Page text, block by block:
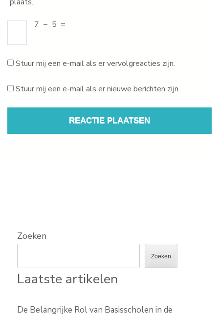
7 − 5 =
Stuur mij een e-mail als er vervolgreacties zijn.
Stuur mij een e-mail als er nieuwe berichten zijn.
Zoeken
Zoeken
Laatste artikelen
De Belangrijke Rol van Basisscholen in de